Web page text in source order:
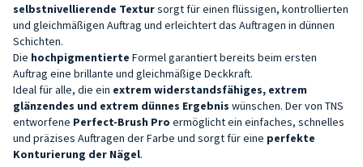
selbstnivellierende Textursorgt für einen flüssigen, kontrollierten
und gleichmäßigen Auftrag und erleichtert das Auftragen in dünnen
Schichten.
Die hochpigmentierte Formel garantiert bereits beim ersten
Auftrag eine brillante und gleichmäßige Deckkraft.
Ideal für alle, die ein extrem widerstandsfähiges, extrem
glänzendes und extrem dünnes Ergebnis wünschen. Der von TNS
entworfene Perfect-Brush Pro ermöglicht ein einfaches, schnelles
und präzises Auftragen der Farbe und sorgt für eine perfekte
Konturierung der Nägel.